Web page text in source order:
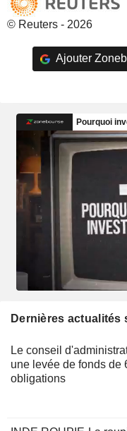
© Reuters - 2026
Ajouter
Dernières actualités
Le conseil
une levée de fonds de
obligations